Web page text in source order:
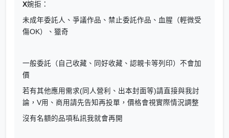
X婉拒：
未成年委託人、爭議作品、禁止委託作品、血腥（輕微受
傷OK）、獵奇
一般委託（自己收藏、同好收藏、認親卡等列印）不會加
價
若有其他應用需求(同人營利、出本封面等)請直接與我討
論，V用、商用請先告知再投單，價格會視實際情況調整
沒有名額的品項私訊我就會再開